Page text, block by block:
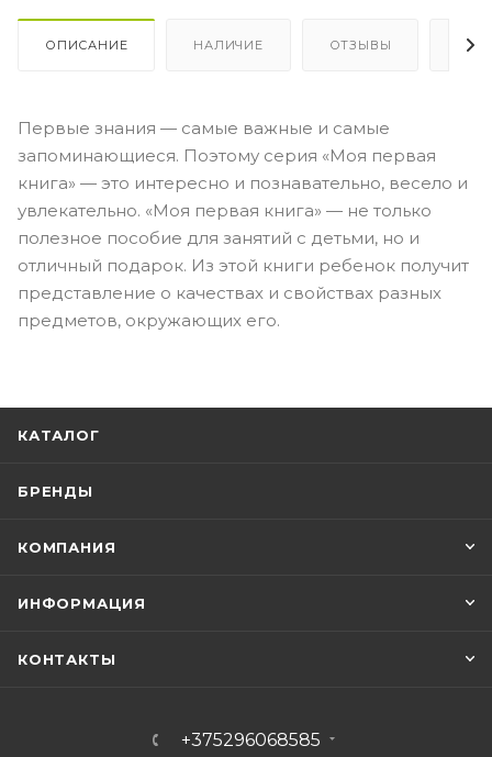
ОПИСАНИЕ НАЛИЧИЕ ОТЗЫВЫ
Первые знания — самые важные и самые
запоминающиеся. Поэтому серия «Моя первая
книга» — это интересно и познавательно, весело и
увлекательно. «Моя первая книга» — не только
полезное пособие для занятий с детьми, но и
отличный подарок. Из этой книги ребенок получит
представление о качествах и свойствах разных
предметов, окружающих его.
КАТАЛОГ
БРЕНДЫ
КОМПАНИЯ
ИНФОРМАЦИЯ
КОНТАКТЫ
+375296068585